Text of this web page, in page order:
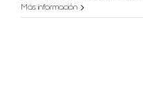
Más información